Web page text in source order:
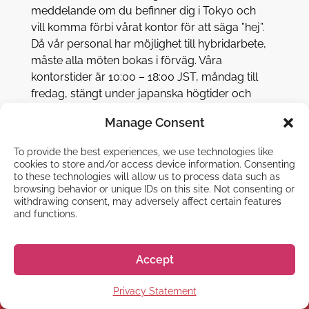
Manage Consent
To provide the best experiences, we use technologies like
cookies to store and/or access device information. Consenting
to these technologies will allow us to process data such as
browsing behavior or unique IDs on this site. Not consenting or
withdrawing consent, may adversely affect certain features
and functions.
Accept
Privacy Statement
meddelande om du befinner dig i Tokyo och
vill komma förbi vårat kontor för att säga ”hej”.
Då vår personal har möjlighet till hybridarbete,
måste alla möten bokas i förväg. Våra
kontorstider är 10:00 – 18:00 JST, måndag till
fredag, stängt under japanska högtider och
Kontakta